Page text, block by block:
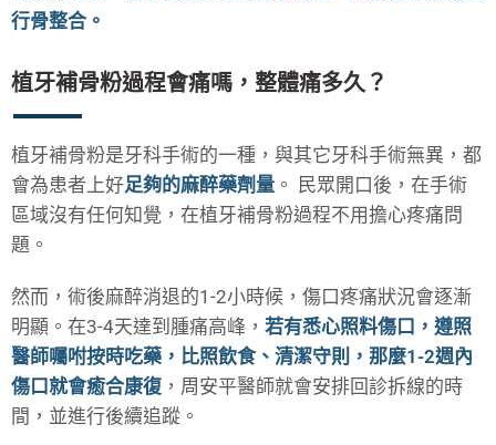
行骨整合。
植牙補骨粉過程會痛嗎，整體痛多久？
植牙補骨粉是牙科手術的一種，與其它牙科手術無異，都
會為患者上好足夠的麻醉藥劑量 。 民眾開口後，在手術
區域沒有任何知覺，在植牙補骨粉過程不用擔心疼痛問
題。
然而，術後麻醉消退的1-2小時候，傷口疼痛狀況會逐漸
明顯。在3-4天達到腫痛高峰， 若有悉心照料傷口，遵照
醫師囑咐按時吃藥，比照飲食、清潔守則，那麼1-2週內
傷口就會癒合康復 ，周安平醫師就會安排回診拆線的時
間，並進行後續追蹤。